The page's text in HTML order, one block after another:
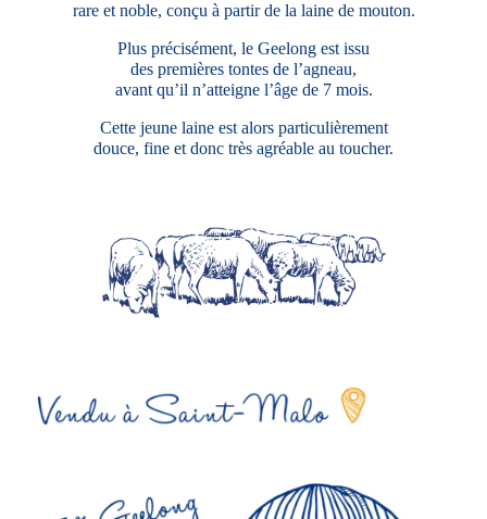
rare et noble, conçu à partir de la laine de mouton.
Plus précisément, le Geelong est issu
des premières tontes de l’agneau,
avant qu’il n’atteigne l’âge de 7 mois.
Cette jeune laine est alors particulièrement
douce, fine et donc très agréable au toucher.